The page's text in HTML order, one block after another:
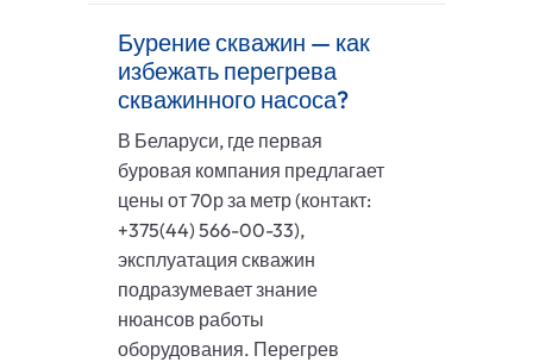
Бурение скважин — как
избежать перегрева
скважинного насоса?
В Беларуси, где первая
буровая компания предлагает
цены от 70р за метр (контакт:
+375(44) 566-00-33),
эксплуатация скважин
подразумевает знание
нюансов работы
оборудования. Перегрев